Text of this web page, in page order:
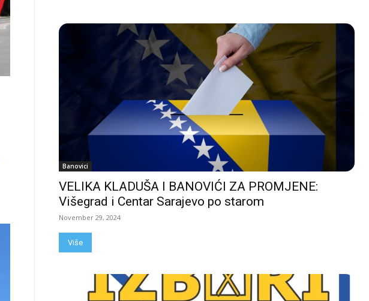
Banovici
VELIKA KLADUŠA I BANOVIĆI ZA PROMJENE:
Višegrad i Centar Sarajevo po starom
November 29, 2024
Više